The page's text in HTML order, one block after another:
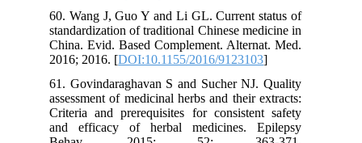
60. Wang J, Guo Y and Li GL. Current status of
standardization of traditional Chinese medicine in
China. Evid. Based Complement. Alternat. Med.
2016; 2016. [DOI:10.1155/2016/9123103
61. Govindaraghavan S and Sucher NJ. Quality
assessment of medicinal herbs and their extracts:
Criteria and prerequisites for consistent safety
and efficacy of herbal medicines. Epilepsy